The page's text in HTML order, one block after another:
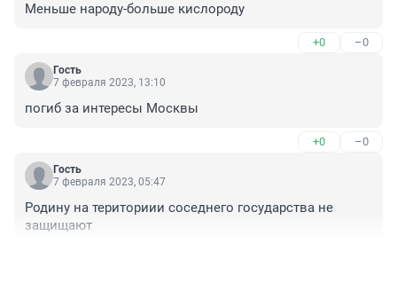
Меньше народу-больше кислороду
+0 –0
Гость
7 февраля 2023, 13:10
погиб за интересы Москвы
+0 –0
Гость
7 февраля 2023, 05:47
Родину на териториии соседнего государства не
защищают